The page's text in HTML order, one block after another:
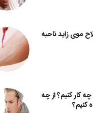
موی زاید ناحیه
کار کنیم؟ از چه
کنیم؟